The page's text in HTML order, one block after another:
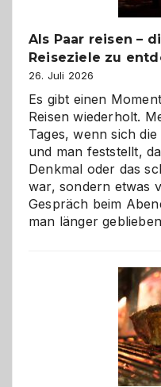
Als Paar reisen –
Reiseziele zu
26. Juli 2026
Es gibt einen
Reisen wiederholt.
Tages, wenn sich
und man feststellt,
Denkmal oder das
war, sondern etwas
Gespräch beim
man länger